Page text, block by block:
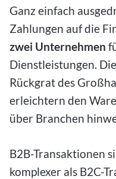
Ganz einfach
Zahlungen auf die
zwei Unternehmen
Dienstleistungen.
Rückgrat des
erleichtern den
über Branchen
B2B-Transaktionen
komplexer als B2C-